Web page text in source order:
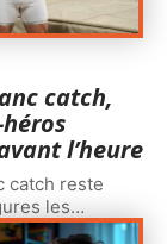
catch,
l’heure
catch reste
les…